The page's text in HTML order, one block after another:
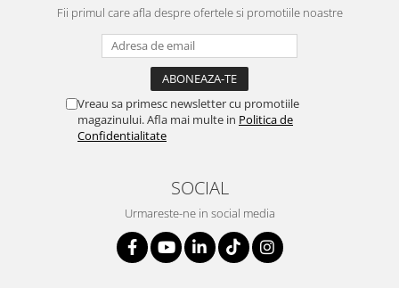
Fii primul care afla despre ofertele si promotiile noastre
Vreau sa primesc newsletter cu promotiile
magazinului. Afla mai multe in Politica de
Confidentialitate
SOCIAL
Urmareste-ne in social media